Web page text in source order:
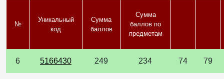
№
Уникальный
код
Сумма
баллов
Сумма
баллов по
предметам
6 5166430 249 234 74 79